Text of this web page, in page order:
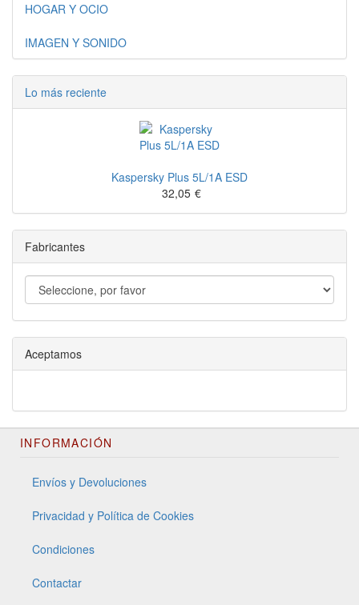
HOGAR Y OCIO
IMAGEN Y SONIDO
Lo más reciente
Kaspersky Plus 5L/1A ESD
32,05 €
Fabricantes
Aceptamos
INFORMACIÓN
Envíos y Devoluciones
Privacidad y Política de Cookies
Condiciones
Contactar